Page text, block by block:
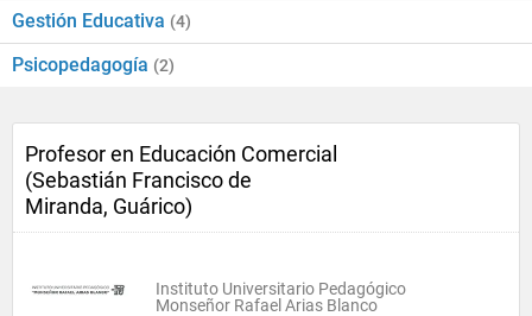
Gestión Educativa (4)
Psicopedagogía (2)
Profesor en Educación Comercial
(Sebastián Francisco de
Miranda, Guárico)
Instituto Universitario Pedagógico
Monseñor Rafael Arias Blanco